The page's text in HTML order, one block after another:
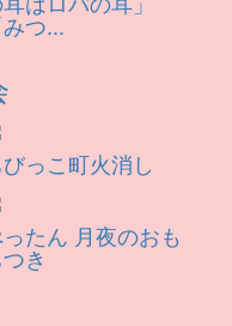
みつ...
っこ町火消し
たん 月夜のおも
き